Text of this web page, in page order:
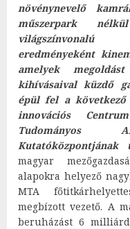
növénynevelő
műszerpark
világszínvonalú
eredményeként
amelyek
kihívásaival küzdő
épül fel a következő
innovációs
Tudományos
magyar
alapokra helyező
MTA
megbízott vezető. A
beruházást 6